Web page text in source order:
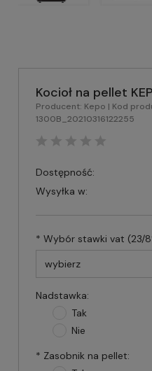
Kocioł na pellet
Producent: Kepo | Kod
1300B_20210316122255
Dostępność:
Wysyłka w:
* Wybór stawki vat (23/
Nadstawka:
Tak
Nie
* Zasobnik na pellet: